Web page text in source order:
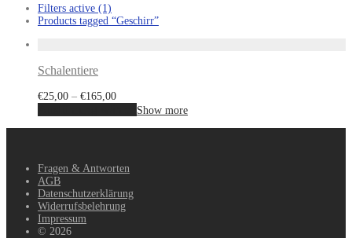
Filters active (1)
Products tagged “Geschirr”
Schalentiere
€25,00 – €165,00
Show more
Fragen & Antworten
AGB
Datenschutzerklärung
Widerrufsbelehrung
Impressum
© 2026